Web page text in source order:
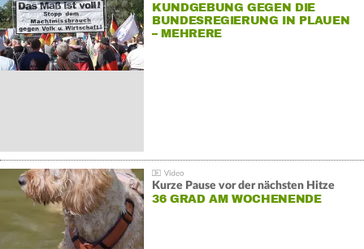
KUNDGEBUNG GEGEN DIE
BUNDESREGIERUNG IN PLAUEN
– MEHRERE
Kurze Pause vor der nächsten Hitze
36 GRAD AM WOCHENENDE